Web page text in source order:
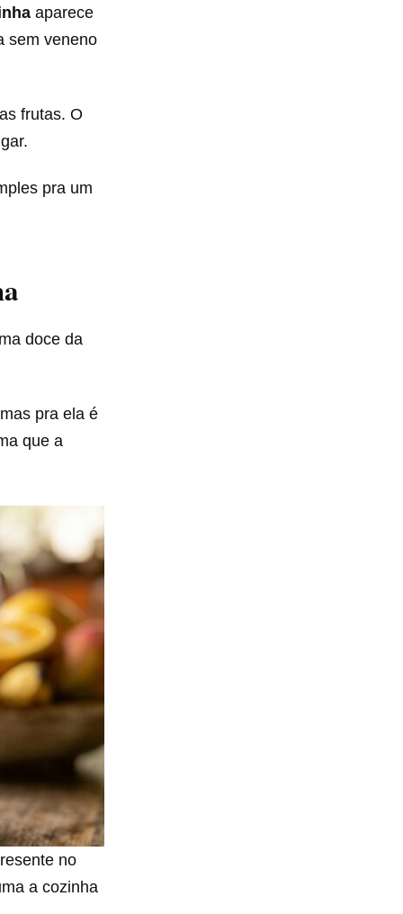
aparece
sem veneno
frutas. O
pra um
doce da
pra ela é
que a
no
a cozinha